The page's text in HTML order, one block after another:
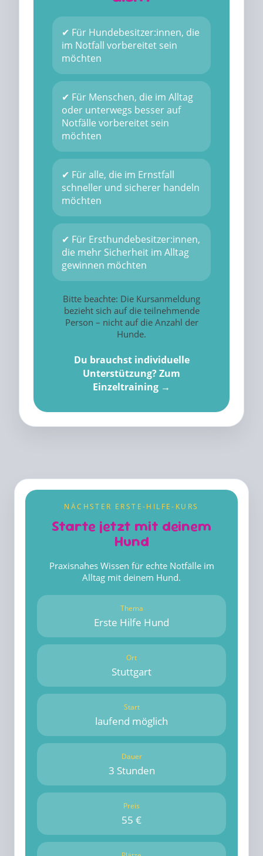
✔ Für Hundebesitzer:innen, die
im Notfall vorbereitet sein
möchten
✔ Für Menschen, die im Alltag
oder unterwegs besser auf
Notfälle vorbereitet sein
möchten
✔ Für alle, die im Ernstfall
schneller und sicherer handeln
möchten
✔ Für Ersthundebesitzer:innen,
die mehr Sicherheit im Alltag
gewinnen möchten
Bitte beachte: Die Kursanmeldung
bezieht sich auf die teilnehmende
Person – nicht auf die Anzahl der
Hunde.
Du brauchst individuelle
Unterstützung? Zum
Einzeltraining →
NÄCHSTER ERSTE-HILFE-KURS
Starte jetzt mit deinem
Hund
Praxisnahes Wissen für echte Notfälle im
Alltag mit deinem Hund.
Thema
Erste Hilfe Hund
Ort
Stuttgart
Start
laufend möglich
Dauer
3 Stunden
Preis
55 €